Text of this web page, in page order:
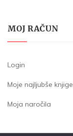
MOJ RAČUN
Login
Moje najljubše knjige
Moja naročila